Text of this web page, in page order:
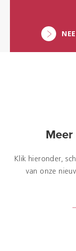
Klik hieronder,
van onze